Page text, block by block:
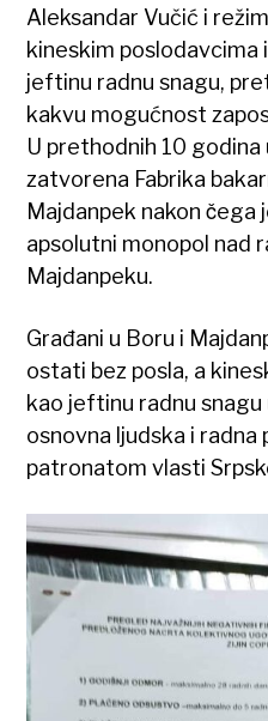
Aleksandar Vučić i
kineskim poslodavcima
jeftinu radnu snagu,
kakvu mogućnost
U prethodnih 10 godina
zatvorena Fabrika
Majdanpek nakon čega
apsolutni monopol nad
Majdanpeku.
Građani u Boru i
ostati bez posla, a
kao jeftinu radnu
osnovna ljudska i radna
patronatom vlasti